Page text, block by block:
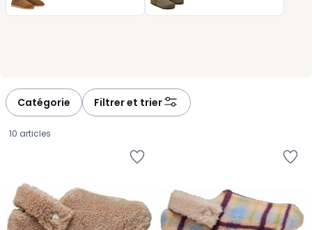
Catégorie Filtrer et trier
10 articles